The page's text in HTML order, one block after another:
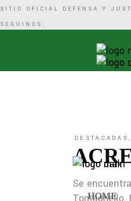
SITIO OFICIAL DEFENSA Y
SEGUINOS:
HOME
DESTACADAS
Se